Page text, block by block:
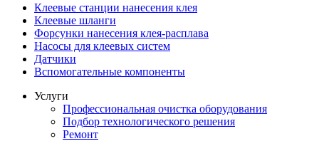
Клеевые станции нанесения клея
Клеевые шланги
Форсунки нанесения клея-расплава
Насосы для клеевых систем
Датчики
Вспомогательные компоненты
Услуги
Профессиональная очистка оборудования
Подбор технологического решения
Ремонт